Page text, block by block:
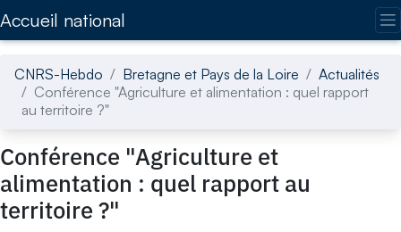
Accueil national
CNRS-Hebdo Bretagne et Pays de la Loire
Actualités
Conférence "Agriculture et alimentation : quel rapport
au territoire ?"
Conférence "Agriculture et
alimentation : quel rapport au
territoire ?"